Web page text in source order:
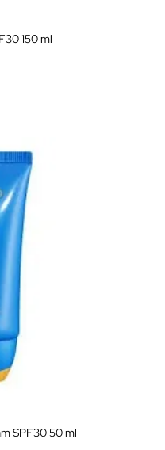
150 ml
SPF30 50 ml